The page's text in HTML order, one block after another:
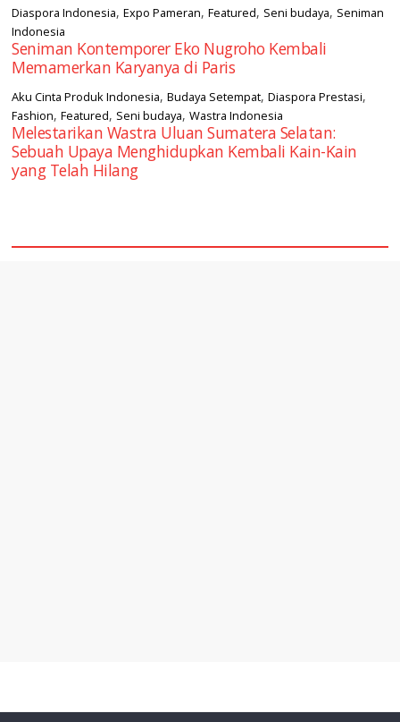
Diaspora Indonesia,Expo Pameran,Featured, Seni budaya, Seniman
Indonesia
Seniman Kontemporer Eko Nugroho Kembali
Memamerkan Karyanya di Paris
Aku Cinta Produk Indonesia,Budaya Setempat,Diaspora Prestasi,
Fashion,Featured, Seni budaya,Wastra Indonesia
Melestarikan Wastra Uluan Sumatera Selatan:
Sebuah Upaya Menghidupkan Kembali Kain-Kain
yang Telah Hilang